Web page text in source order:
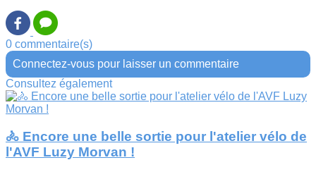
0 commentaire(s)
Connectez-vous pour laisser un commentaire
Consultez également
🚴 Encore une belle sortie pour l'atelier vélo de
l'AVF Luzy Morvan !